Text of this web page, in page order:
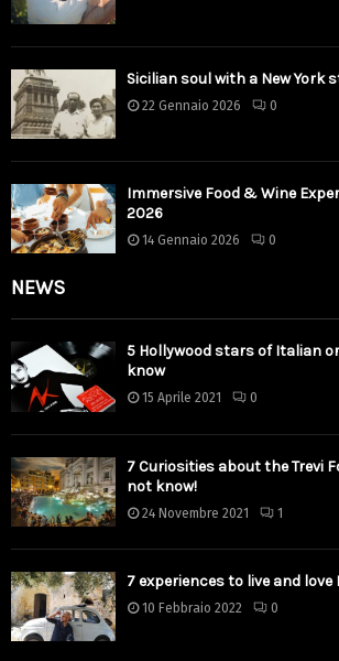
Sicilian soul with a New York
22 Gennaio 2026 0
Immersive Food & Wine
2026
14 Gennaio 2026 0
NEWS
5 Hollywood stars of Italian
know
15 Aprile 2021 0
7 Curiosities about the Trevi
not know!
24 Novembre 2021 1
7 experiences to live and love
10 Febbraio 2022 0